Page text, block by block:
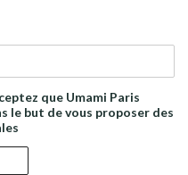
que Umami Paris
le but de vous proposer des